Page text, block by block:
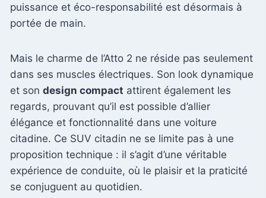
puissance et éco-responsabilité est désormais à
portée de main.
Mais le charme de l’Atto 2 ne réside pas seulement
dans ses muscles électriques. Son look dynamique
et son design compact attirent également les
regards, prouvant qu’il est possible d’allier
élégance et fonctionnalité dans une voiture
citadine. Ce SUV citadin ne se limite pas à une
proposition technique : il s’agit d’une véritable
expérience de conduite, où le plaisir et la praticité
se conjuguent au quotidien.